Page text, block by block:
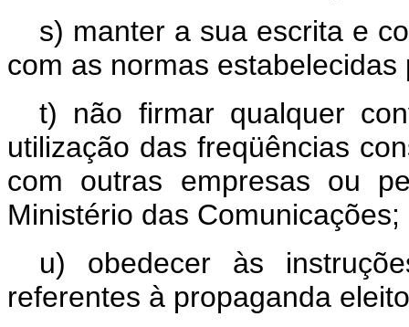
s) manter a sua escrita e
com as normas
t) não firmar qualquer
utilização das freqüências
com outras empresas ou
Ministério das Comunicações;
u) obedecer às
referentes à propaganda